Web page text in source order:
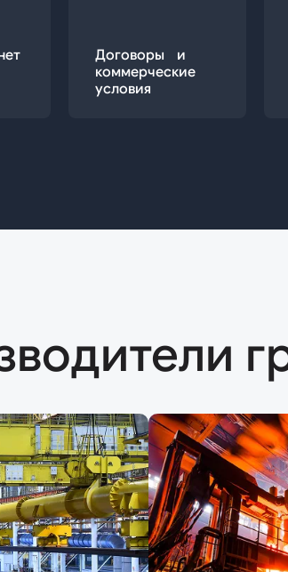
Договоры и
коммерческие
условия